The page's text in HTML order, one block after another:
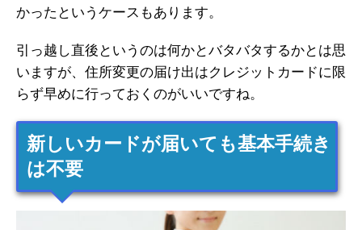
かったというケースもあります。
引っ越し直後というのは何かとバタバタするかとは思
いますが、住所変更の届け出はクレジットカードに限
らず早めに行っておくのがいいですね。
新しいカードが届いても基本手続き
は不要